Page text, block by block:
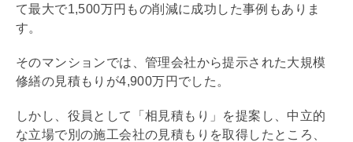
て最大で1,500万円もの削減に成功した事例もありま
す。
そのマンションでは、 管理会社から提示された大規模
修繕の見積もりが4,900万円でした。
しかし、役員として「相見積もり」を提案し、中立的
な立場で別の施工会社の見積もりを取得したところ、